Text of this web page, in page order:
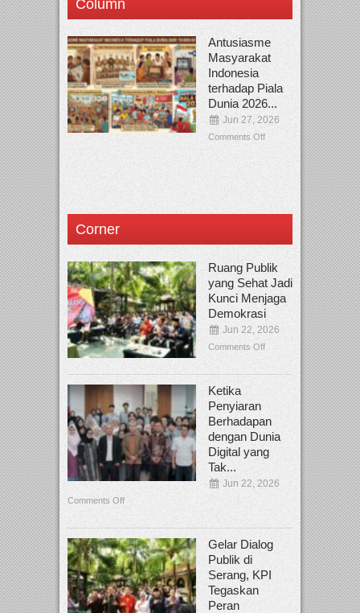
Column
Antusiasme
Masyarakat
Indonesia
terhadap Piala
Dunia 2026...
Jun 27, 2026
Comments Off
Corner
Ruang Publik
yang Sehat Jadi
Kunci Menjaga
Demokrasi
Jun 22, 2026
Comments Off
Ketika
Penyiaran
Berhadapan
dengan Dunia
Digital yang
Tak...
Jun 22, 2026
Comments Off
Gelar Dialog
Publik di
Serang, KPI
Tegaskan
Peran